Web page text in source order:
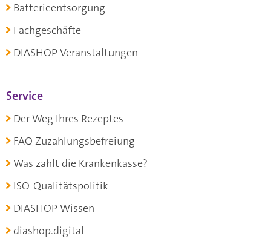
Batterieentsorgung
Fachgeschäfte
DIASHOP Veranstaltungen
Service
Der Weg Ihres Rezeptes
FAQ Zuzahlungsbefreiung
Was zahlt die Krankenkasse?
ISO-Qualitätspolitik
DIASHOP Wissen
diashop.digital